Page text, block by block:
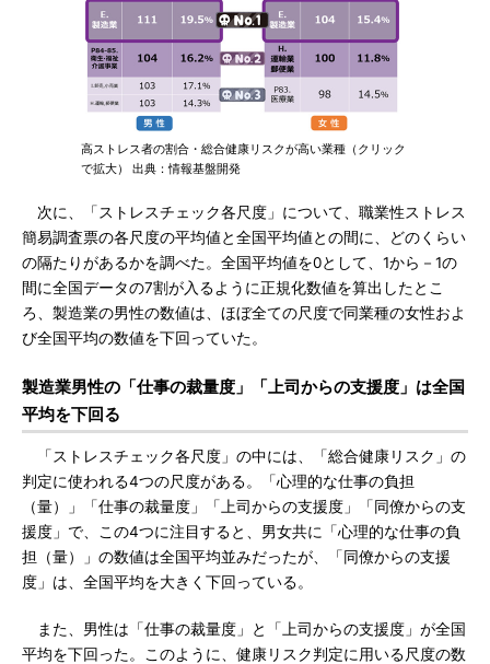
高ストレス者の割合・総合健康リスクが高い業種（クリック
で拡大） 出典：情報基盤開発
次に、「ストレスチェック各尺度」について、職業性ストレス
簡易調査票の各尺度の平均値と全国平均値との間に、どのくらい
の隔たりがあるかを調べた。全国平均値を0として、1から－1の
間に全国データの7割が入るように正規化数値を算出したとこ
ろ、製造業の男性の数値は、ほぼ全ての尺度で同業種の女性およ
び全国平均の数値を下回っていた。
製造業男性の「仕事の裁量度」「上司からの支援度」は全国
平均を下回る
「ストレスチェック各尺度」の中には、「総合健康リスク」の
判定に使われる4つの尺度がある。「心理的な仕事の負担
（量）」「仕事の裁量度」「上司からの支援度」「同僚からの支
援度」で、この4つに注目すると、男女共に「心理的な仕事の負
担（量）」の数値は全国平均並みだったが、「同僚からの支援
度」は、全国平均を大きく下回っている。
また、男性は「仕事の裁量度」と「上司からの支援度」が全国
平均を下回った。このように、健康リスク判定に用いる尺度の数